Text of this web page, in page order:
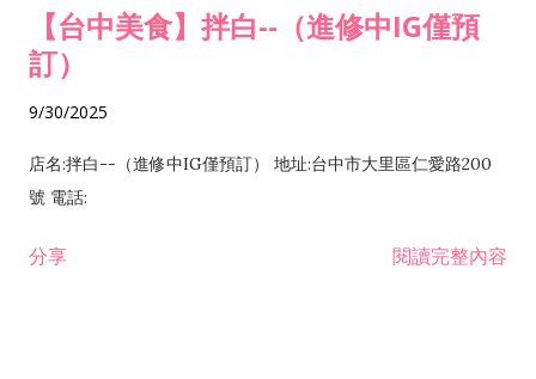
【台中美食】拌白--（進修中IG僅預
訂）
9/30/2025
店名:拌白--（進修中IG僅預訂） 地址:台中市大里區仁愛路200
號 電話:
分享 閱讀完整內容